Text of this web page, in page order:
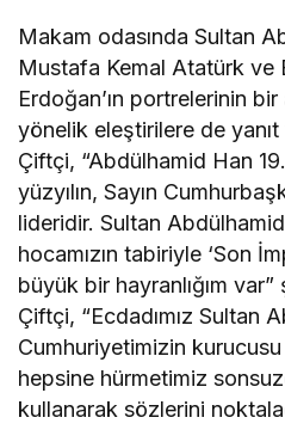
Makam odasında Sultan
Mustafa Kemal Atatürk ve
Erdoğan’ın portrelerinin
yönelik eleştirilere de
Çiftçi, “Abdülhamid Han
yüzyılın, Sayın
lideridir. Sultan
hocamızın tabiriyle ‘Son
büyük bir hayranlığım
Çiftçi, “Ecdadımız Sultan
Cumhuriyetimizin
hepsine hürmetimiz
kullanarak sözlerini